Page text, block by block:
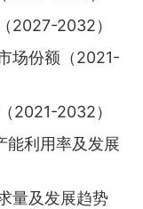
2027-2032）
场份额（2021-
2021-2032）
能利用率及发展
量及发展趋势